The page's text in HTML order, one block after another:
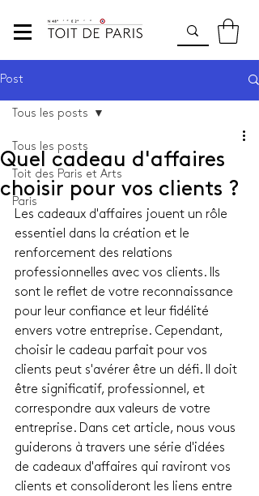
Post
Tous les posts
Toit des Paris et Arts
Paris
Tous les posts
Quel cadeau d'affaires
choisir pour vos clients ?
Les cadeaux d'affaires jouent un rôle
essentiel dans la création et le
renforcement des relations
professionnelles avec vos clients. Ils
sont le reflet de votre reconnaissance
pour leur confiance et leur fidélité
envers votre entreprise. Cependant,
choisir le cadeau parfait pour vos
clients peut s'avérer être un défi. Il doit
être significatif, professionnel, et
correspondre aux valeurs de votre
entreprise. Dans cet article, nous vous
guiderons à travers une série d'idées
de cadeaux d'affaires qui raviront vos
clients et consolideront les liens entre